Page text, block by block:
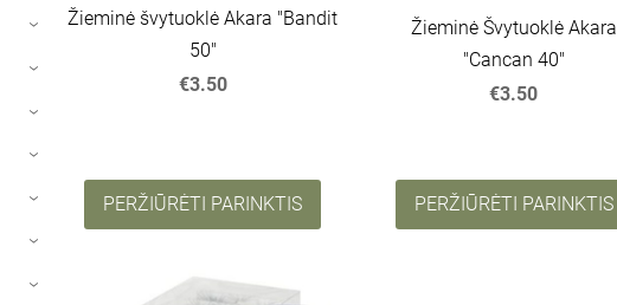
›
›
›
›
›
›
›
Žieminė švytuoklė Akara "Bandit
50"
€3.50
PERŽIŪRĖTI PARINKTIS
Žieminė Švytuoklė Akara
"Cancan 40"
€3.50
PERŽIŪRĖTI PARINKTIS